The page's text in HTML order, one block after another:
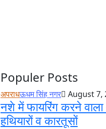
Populer Posts
अपराधऊधम सिंह नगर August 7,
नशे में फायरिंग करने
हथियारों व कारतूसों